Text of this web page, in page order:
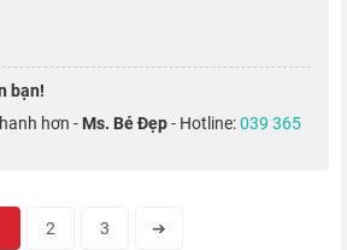
bạn!
hơn - Ms. Bé Đẹp- Hotline:039 365
2 3 ➔